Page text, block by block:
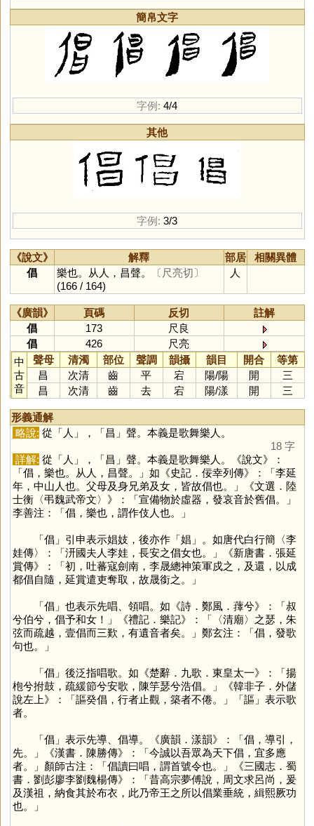
簡帛文字
字例: 4/4
其他
字例: 3/3
《說文》 解釋 部居
相關異體
倡
樂也。从人，昌聲。
〔尺亮切〕
(166 / 164)
人
《廣韻》 頁碼 反切
註解
倡
173
尺良
倡
426
尺亮
中
古
音
聲母 清濁 部位 聲調 韻攝 韻目 開合
等第
昌
次清 齒 平 宕 陽/陽 開
三
昌
次清 齒 去 宕 陽/漾 開 三
形義通解
略說: 從「人 」，「昌 」聲。本義是歌舞樂人。
18 字
詳解: 從「人 」，「昌 」聲。本義是歌舞樂人。《說文》：
「倡，樂也。从人，昌聲。」如《史記．佞幸列傳》：「李延
年，中山人也。父母及身兄弟及女，皆故倡也。」《文選．陸
士衡〈弔魏武帝文〉》：「宣備物於虛器，發哀音於舊倡。」
李善注：「倡，樂也，謂作伎人也。」
「倡 」引申表示娼妓，後亦作「娼 」。如唐代白行簡〈李
娃傳〉：「汧國夫人李娃，長安之倡女也。」《新唐書．張延
賞傳》：「初，吐蕃寇劍南，李晟總神策軍戍之，及還，以成
都倡自隨，延賞遣吏奪取，故晟銜之。」
「倡 」也表示先唱、領唱。如《詩．鄭風．蘀兮》：「叔
兮伯兮，倡予和女！」《禮記．樂記》：「〈清廟〉之瑟，朱
弦而疏越，壹倡而三歎，有遺音者矣。」鄭玄注：「倡，發歌
句也。」
「倡 」後泛指唱歌。如《楚辭．九歌．東皇太一》：「揚
枹兮拊鼓，疏緩節兮安歌，陳竽瑟兮浩倡。」《韓非子．外儲
說左上》：「謳癸倡，行者止觀，築者不倦。」「謳 」表示歌
者。
「倡 」表示先導、倡導。《廣韻．漾韻》：「倡，導引，
先。」《漢書．陳勝傳》：「今誠以吾眾為天下倡，宜多應
者。」顏師古注：「倡讀曰唱，謂首號令也。」《三國志．蜀
書．劉彭廖李劉魏楊傳》：「昔高宗夢傅說，周文求呂尚，爰
及漢祖，納食其於布衣，此乃帝王之所以倡業垂統，緝熙厥功
也。」